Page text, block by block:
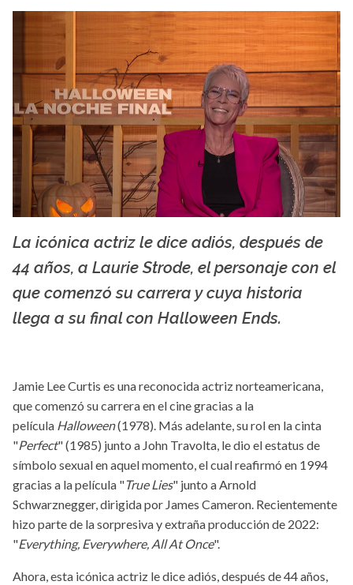
La X mas música
La icónica actriz le dice adiós, después de
44 años, a Laurie Strode, el personaje con el
que comenzó su carrera y cuya historia
llega a su final con Halloween Ends.
Jamie Lee Curtis es una reconocida actriz norteamericana,
que comenzó su carrera en el cine gracias a la
película Halloween(1978). Más adelante, su rol en la cinta
"Perfect" (1985) junto a John Travolta, le dio el estatus de
símbolo sexual en aquel momento, el cual reafirmó en 1994
gracias a la película "True Lies" junto a Arnold
Schwarznegger, dirigida por James Cameron. Recientemente
hizo parte de la sorpresiva y extraña producción de 2022:
"Everything, Everywhere, All At Once".
Ahora, esta icónica actriz le dice adiós, después de 44 años,